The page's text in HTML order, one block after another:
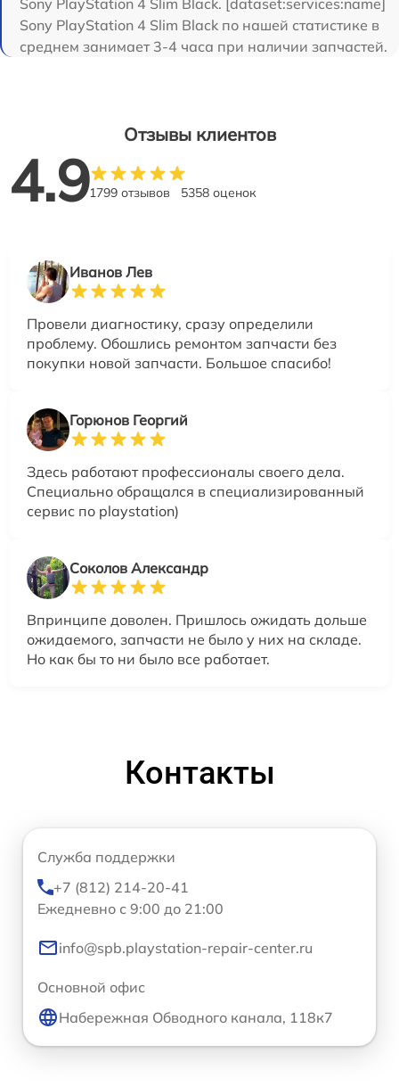
Sony PlayStation 4 Slim Black. [dataset:services:name]
Sony PlayStation 4 Slim Black по нашей статистике в
среднем занимает 3-4 часа при наличии запчастей.
Отзывы клиентов
4.91799 отзывов 5358 оценок
Иванов Лев
Провели диагностику, сразу определили
проблему. Обошлись ремонтом запчасти без
покупки новой запчасти. Большое спасибо!
Горюнов Георгий
Здесь работают профессионалы своего дела.
Специально обращался в специализированный
сервис по playstation)
Соколов Александр
Впринципе доволен. Пришлось ожидать дольше
ожидаемого, запчасти не было у них на складе.
Но как бы то ни было все работает.
Контакты
Служба поддержки
+7 (812) 214-20-41
Ежедневно с 9:00 до 21:00
info@spb.playstation-repair-center.ru
Основной офис
Набережная Обводного канала, 118к7